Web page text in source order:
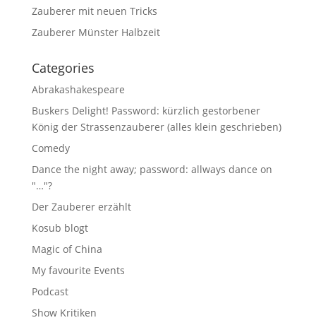
Zauberer mit neuen Tricks
Zauberer Münster Halbzeit
Categories
Abrakashakespeare
Buskers Delight! Password: kürzlich gestorbener
König der Strassenzauberer (alles klein geschrieben)
Comedy
Dance the night away; password: allways dance on
"…"?
Der Zauberer erzählt
Kosub blogt
Magic of China
My favourite Events
Podcast
Show Kritiken